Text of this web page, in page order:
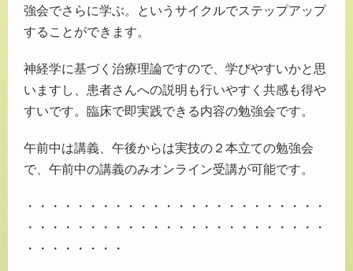
強会でさらに学ぶ。というサイクルでステップアップ
することができます。
神経学に基づく治療理論ですので、学びやすいかと思
いますし、患者さんへの説明も行いやすく共感も得や
すいです。臨床で即実践できる内容の勉強会です。
午前中は講義、午後からは実技の２本立ての勉強会
で、午前中の講義のみオンライン受講が可能です。
・・・・・・・・・・・・・・・・・・・・・・・・
・・・・・・・・・・・・・・・・・・・・・・・・
・・・・・・・・